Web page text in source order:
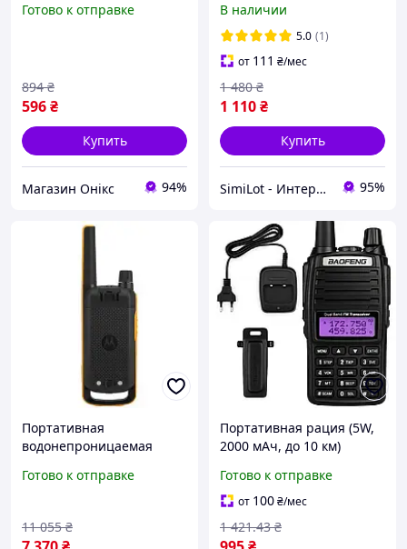
Готово к отправке
596₴
894 ₴
Купить
Магазин Онікс 94%
зарядка через USB и
фонарик
В наличии
5.0 (1)
от 111 ₴/мес
1 110₴
1 480 ₴
Купить
SimiLot - Интернет-магазин популярных товаров 95%
Портативная
водонепроницаемая
активного отдыха на
фонариком FLAME
Готово к отправке
11 055 ₴
Портативная рация (5W,
2000 мАч, до 10 км)
Радиостанция
тактическая
Готово к отправке
от 100₴/мес
1 421.43 ₴